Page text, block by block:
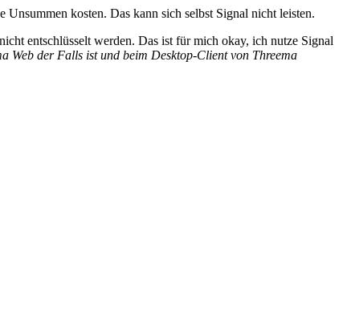
kosten. Das kann sich selbst Signal nicht leisten.
entschlüsselt werden. Das ist für mich okay, ich nutze Signal
Web der Falls ist und beim Desktop-Client von Threema